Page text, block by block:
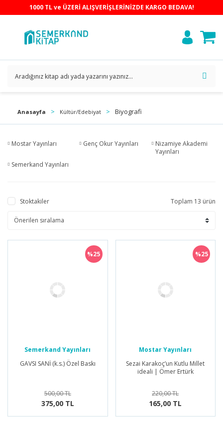
1000 TL ve ÜZERİ ALIŞVERİŞLERİNİZDE KARGO BEDAVA!
Anasayfa Kültür/Edebiyat Biyografi
Mostar Yayınları Genç Okur Yayınları
Nizamiye Akademi
Yayınları
Semerkand Yayınları
Stoktakiler Toplam 13 ürün
%25
Semerkand Yayınları
GAVSI SANİ (k.s.) Özel Baskı
500,00 TL
375,00 TL
%25
Mostar Yayınları
Sezai Karakoç’un Kutlu Millet
ideali | Ömer Ertürk
220,00 TL
165,00 TL